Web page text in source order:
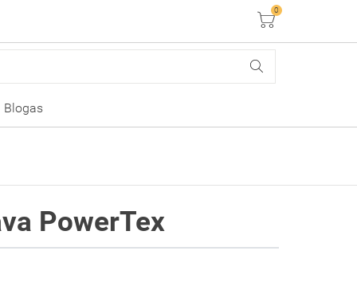
Krepšelis
0
Blogas
PowerTex